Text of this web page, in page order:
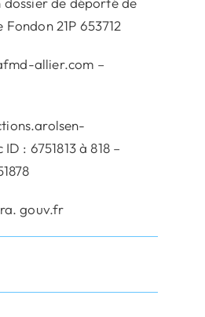
21P 653712
allier.com –
: 6751813 à 818 –
gouv.fr